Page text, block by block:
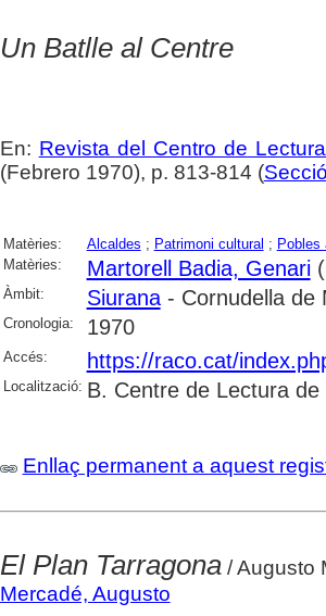
Un Batlle al Centre
En: Revista del Centro de
(Febrero 1970), p. 813-814 (
Matèries: Alcaldes ; Patrimoni cultural ; Pobles
Matèries:
Martorell Badia, Genari
Àmbit: Siurana- Cornudella de
Cronologia: 1970
Accés: https://raco.cat/
Localització: B. Centre de Lectura de
Enllaç permanent a aquest
El Plan Tarragona/ Augusto
Mercadé, Augusto